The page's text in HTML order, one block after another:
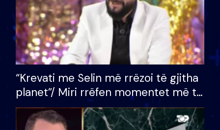
“Krevati me Selin më rrëzoi të gjitha
planet”/ Miri rrëfen momentet më të
bukura në shtëpinë e BB VIP: Do më
mungojë zilja e mëngjesit kur…